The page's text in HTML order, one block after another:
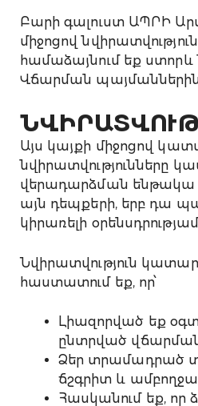
Բարի գալուստ ԱՊՐԻ
միջոցով
համաձայնում եք
Վճարման պայմաններին
Այս կայքի միջոցով
նվիրատվությունները
վերադարձման ենթակա
այն դեպքերի, երբ դա
կիրառելի
Նվիրատվություն
հաստատում եք, որ՝
Լիազորված եք
ընտրված
Ձեր տրամադրած
ճշգրիտ և
Հասկանում եք, որ